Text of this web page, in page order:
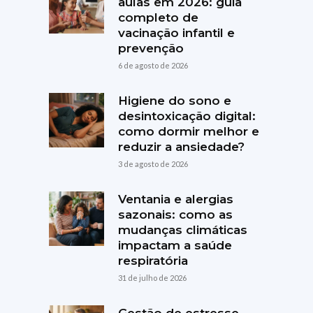
completo de
vacinação infantil e
prevenção
6 de agosto de 2026
Higiene do sono e
desintoxicação digital:
como dormir melhor e
reduzir a ansiedade?
3 de agosto de 2026
Ventania e alergias
sazonais: como as
mudanças climáticas
impactam a saúde
respiratória
31 de julho de 2026